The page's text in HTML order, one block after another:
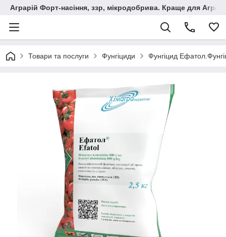
Аграрій Форт-насіння, ззр, мікродобрива. Краще для
Товари та послуги Фунгіциди Фунгіцид